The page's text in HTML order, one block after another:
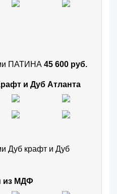
ПАТИНА 45 600 руб.
и Дуб Атланта
Дуб крафт и Дуб
из МДФ